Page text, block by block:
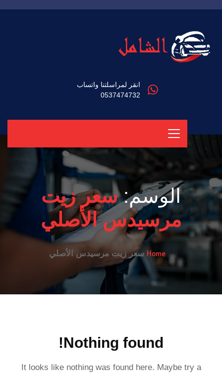
انقر لمراسلتنا واتساب
0537474732
الوسم:سعر زيت
مرسيدس الأصلي
Home سعر زيت مرسيدس الأصلي
Nothing found!
It looks like nothing was found here. Maybe try a